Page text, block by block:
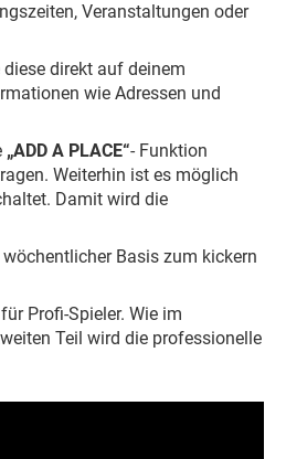
Veranstaltungen oder
direkt auf deinem
wie Adressen und
„ADD A PLACE“- Funktion
Weiterhin ist es möglich
Damit wird die
Basis zum kickern
Profi-Spieler. Wie im
Teil wird die professionelle